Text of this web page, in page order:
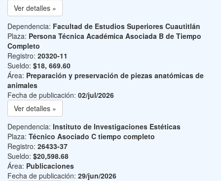
Ver detalles »
Dependencia: Facultad de Estudios Superiores Cuautitlán
Plaza: Persona Técnica Académica Asociada B de Tiempo
Completo
Registro: 20320-11
Sueldo: $18, 669.60
Área: Preparación y preservación de piezas anatómicas de
animales
Fecha de publicación: 02/jul/2026
Ver detalles »
Dependencia: Instituto de Investigaciones Estéticas
Plaza: Técnico Asociado C tiempo completo
Registro: 26433-37
Sueldo: $20,598.68
Área: Publicaciones
Fecha de publicación: 29/jun/2026